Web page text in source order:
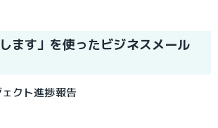
ます」を使ったビジネスメール
クト進捗報告